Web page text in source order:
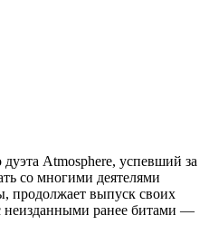
Atmosphere, успевший за
со многими деятелями
продолжает выпуск своих
неизданными ранее битами —